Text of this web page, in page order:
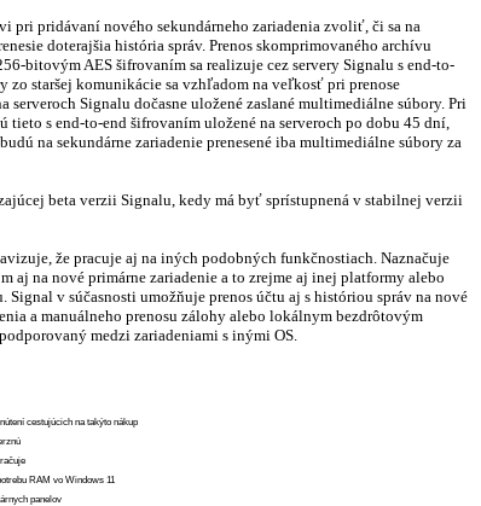
pri pridávaní nového sekundárneho zariadenia zvoliť, či sa na
doterajšia história správ. Prenos skomprimovaného archívu
bitovým AES šifrovaním sa realizuje cez servery Signalu s end-to-
zo staršej komunikácie sa vzhľadom na veľkosť pri prenose
serveroch Signalu dočasne uložené zaslané multimediálne súbory. Pri
s end-to-end šifrovaním uložené na serveroch po dobu 45 dní,
na sekundárne zariadenie prenesené iba multimediálne súbory za
beta verzii Signalu, kedy má byť sprístupnená v stabilnej verzii
že pracuje aj na iných podobných funkčnostiach. Naznačuje
aj na nové primárne zariadenie a to zrejme aj inej platformy alebo
v súčasnosti umožňuje prenos účtu aj s históriou správ na nové
a manuálneho prenosu zálohy alebo lokálnym bezdrôtovým
medzi zariadeniami s inými OS.
cestujúcich na takýto nákup
RAM vo Windows 11
panelov